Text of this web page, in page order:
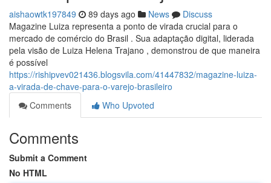
aishaowtk197849 89 days ago News
Discuss
Magazine Luiza representa a ponto de virada crucial para o
mercado de comércio do Brasil . Sua adaptação digital, liderada
pela visão de Luiza Helena Trajano , demonstrou de que maneira
é possível
https://rishipvev021436.blogsvila.com/41447832/magazine-luiza-
a-virada-de-chave-para-o-varejo-brasileiro
Comments
Who Upvoted
Comments
Submit a Comment
No HTML